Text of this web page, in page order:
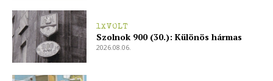
1XVOLT
Szolnok 900 (30.): Különös hármas
2026.08.06.